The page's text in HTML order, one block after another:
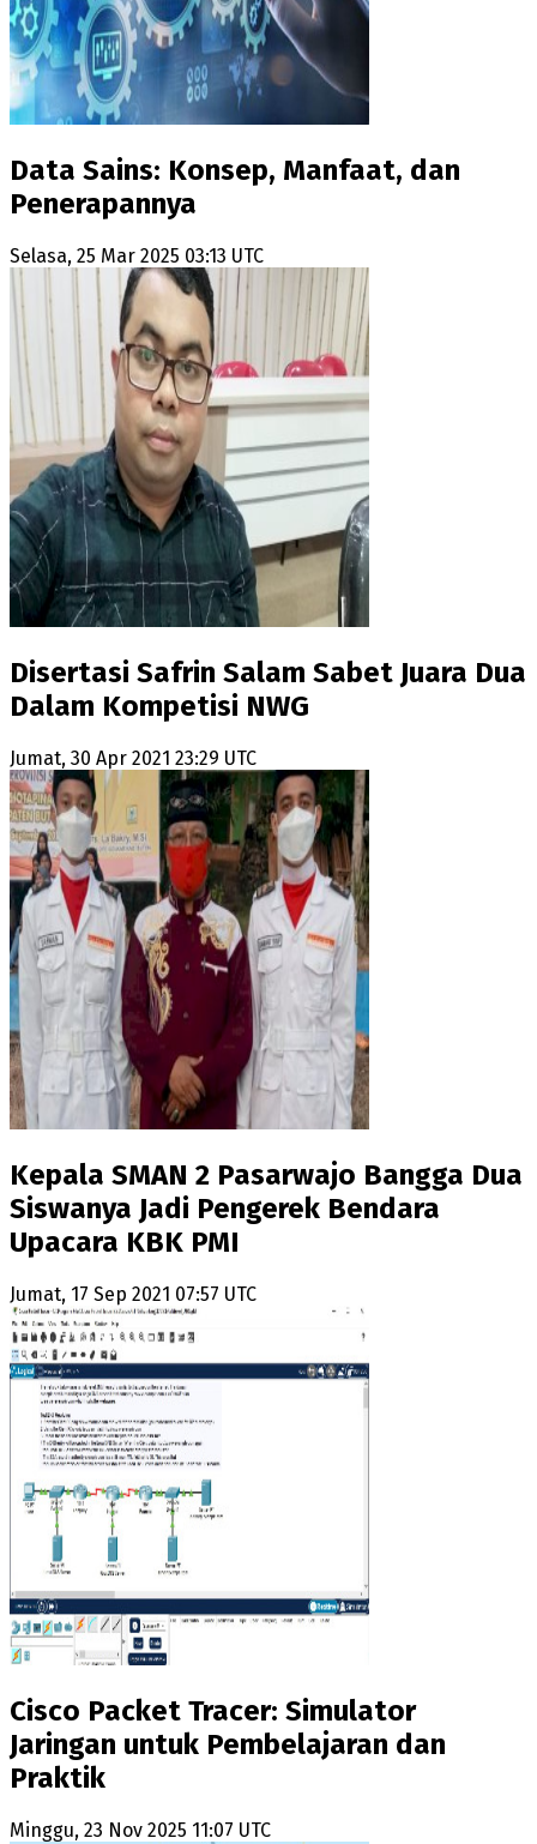
Data Sains: Konsep, Manfaat, dan
Penerapannya
Selasa, 25 Mar 2025 03:13 UTC
Disertasi Safrin Salam Sabet Juara Dua
Dalam Kompetisi NWG
Jumat, 30 Apr 2021 23:29 UTC
Kepala SMAN 2 Pasarwajo Bangga Dua
Siswanya Jadi Pengerek Bendara
Upacara KBK PMI
Jumat, 17 Sep 2021 07:57 UTC
Cisco Packet Tracer: Simulator
Jaringan untuk Pembelajaran dan
Praktik
Minggu, 23 Nov 2025 11:07 UTC